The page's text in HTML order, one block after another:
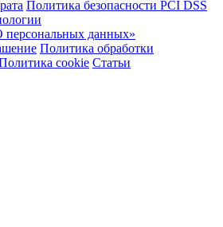
Политика безопасности PCI DSS
данных»
Политика обработки
cookie Статьи